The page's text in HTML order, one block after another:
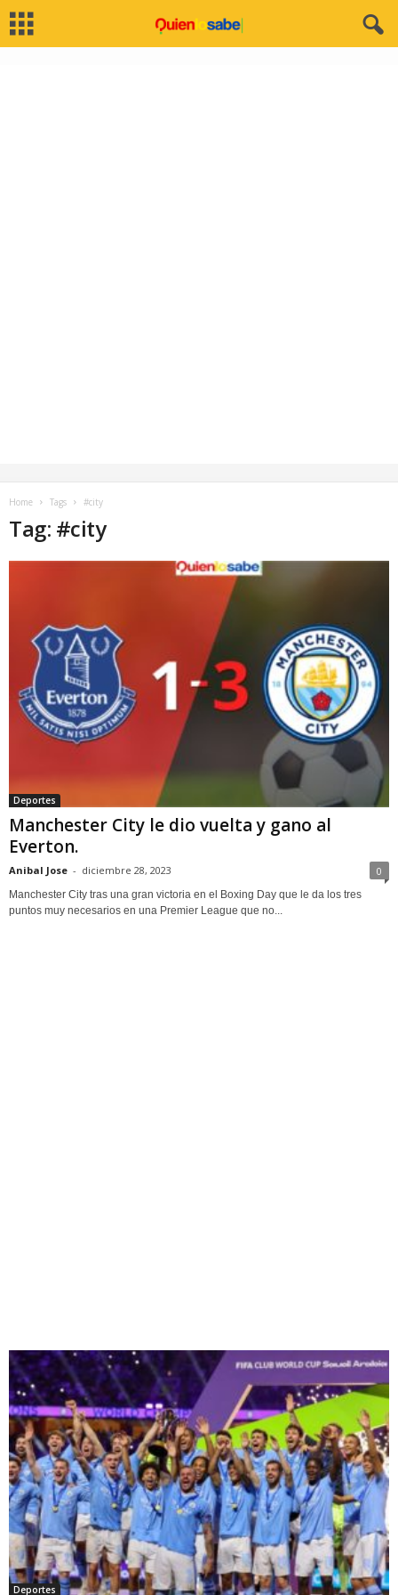
Home Tags #city
Tag: #city
Deportes
Manchester City le dio vuelta y gano al
Everton.
Anibal Jose - diciembre 28, 2023 0
Manchester City tras una gran victoria en el Boxing Day que le da los tres
puntos muy necesarios en una Premier League que no...
Deportes